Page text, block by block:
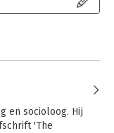
en socioloog. Hij
'The